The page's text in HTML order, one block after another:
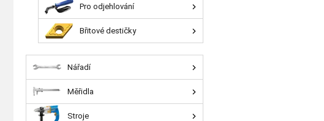
Pro odjehlování
Břitové destičky
Nářadí
Měřidla
Stroje